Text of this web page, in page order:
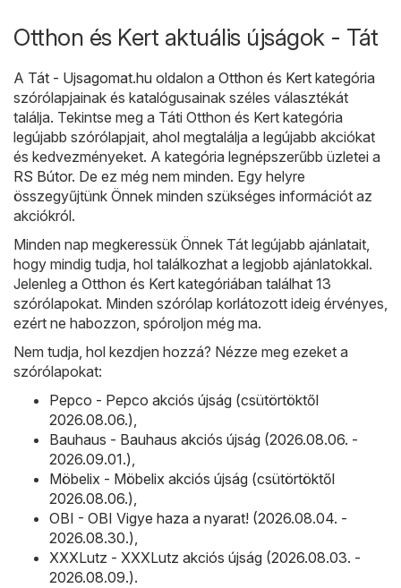
Otthon és Kert aktuális újságok - Tát
A Tát - Ujsagomat.hu oldalon a Otthon és Kert kategória
szórólapjainak és katalógusainak széles választékát
találja. Tekintse meg a Táti Otthon és Kert kategória
legújabb szórólapjait, ahol megtalálja a legújabb akciókat
és kedvezményeket. A kategória legnépszerűbb üzletei a
RS Bútor. De ez még nem minden. Egy helyre
összegyűjtünk Önnek minden szükséges információt az
akciókról.
Minden nap megkeressük Önnek Tát legújabb ajánlatait,
hogy mindig tudja, hol találkozhat a legjobb ajánlatokkal.
Jelenleg a Otthon és Kert kategóriában találhat 13
szórólapokat. Minden szórólap korlátozott ideig érvényes,
ezért ne habozzon, spóroljon még ma.
Nem tudja, hol kezdjen hozzá? Nézze meg ezeket a
szórólapokat:
Pepco - Pepco akciós újság (csütörtöktől
2026.08.06.),
Bauhaus - Bauhaus akciós újság (2026.08.06. -
2026.09.01.),
Möbelix - Möbelix akciós újság (csütörtöktől
2026.08.06.),
OBI - OBI Vigye haza a nyarat! (2026.08.04. -
2026.08.30.),
XXXLutz - XXXLutz akciós újság (2026.08.03. -
2026.08.09.).